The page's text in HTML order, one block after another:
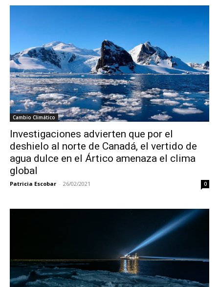
Cambio Climático
Investigaciones advierten que por el
deshielo al norte de Canadá, el vertido de
agua dulce en el Ártico amenaza el clima
global
Patricia Escobar - 26/02/2021 0